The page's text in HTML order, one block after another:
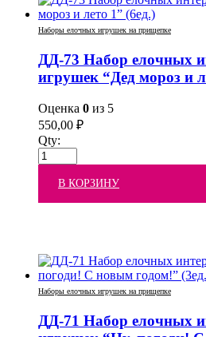
Наборы елочных игрушек на прищепке
ДД-73 Набор елочных
игрушек “Дед мороз и
Оценка 0 из 5
550,00 ₽
Qty:
В КОРЗИНУ
Наборы елочных игрушек на прищепке
ДД-71 Набор елочных